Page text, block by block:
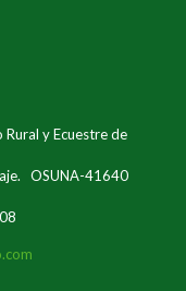
y Ecuestre de
OSUNA-41640